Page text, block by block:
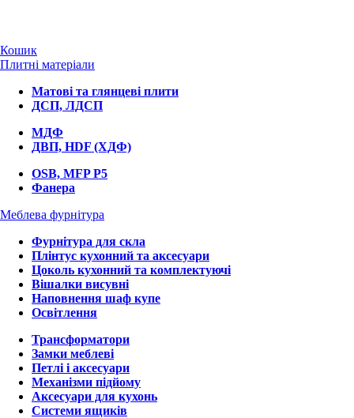
Кошик
Плитні матеріали
Матові та глянцеві плити
ДСП, ЛДСП
МДФ
ДВП, HDF (ХДФ)
OSB, MFP P5
Фанера
Меблева фурнітура
Фурнітура для скла
Плінтус кухонний та аксесуари
Цоколь кухонний та комплектуючі
Вішалки висувні
Наповнення шаф купе
Освітлення
Трансформатори
Замки меблеві
Петлі і аксесуари
Механізми підйому
Аксесуари для кухонь
Системи ящиків